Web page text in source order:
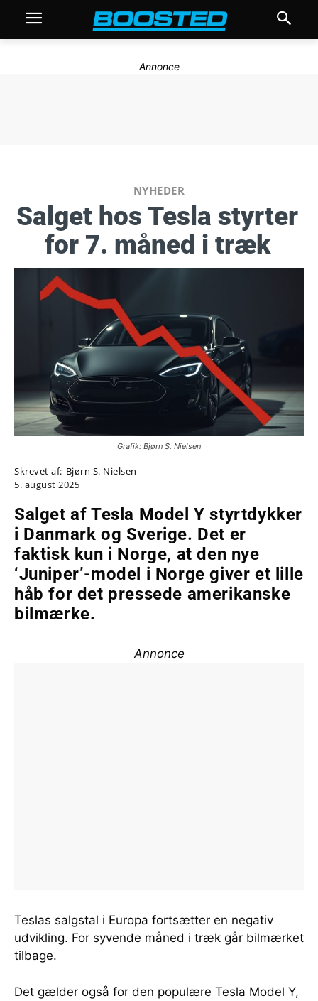
Annonce
NYHEDER
Salget hos Tesla styrter
for 7. måned i træk
Grafik: Bjørn S. Nielsen
Skrevet af: Bjørn S. Nielsen
5. august 2025
Salget af Tesla Model Y styrtdykker
i Danmark og Sverige. Det er
faktisk kun i Norge, at den nye
‘Juniper’-model i Norge giver et lille
håb for det pressede amerikanske
bilmærke.
Annonce
Teslas salgstal i Europa fortsætter en negativ
udvikling. For syvende måned i træk går bilmærket
tilbage.
Det gælder også for den populære Tesla Model Y,